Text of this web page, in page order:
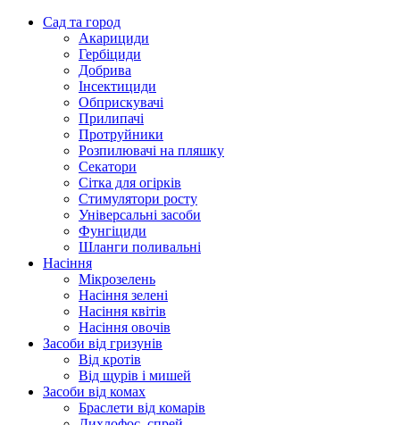
Сад та город
Акарициди
Гербіциди
Добрива
Інсектициди
Обприскувачі
Прилипачі
Протруйники
Розпилювачі на пляшку
Секатори
Сітка для огірків
Стимулятори росту
Універсальні засоби
Фунгіциди
Шланги поливальні
Насіння
Мікрозелень
Насіння зелені
Насіння квітів
Насіння овочів
Засоби від гризунів
Від кротів
Від щурів і мишей
Засоби від комах
Браслети від комарів